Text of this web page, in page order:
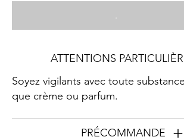
ATTENTIONS
Soyez vigilants avec toute
que crème ou parfum.
PRÉCOMMANDE